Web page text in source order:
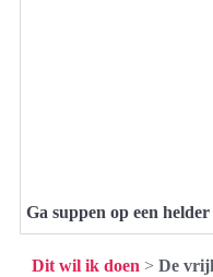
Ga suppen op een
Dit wil ik doen > De